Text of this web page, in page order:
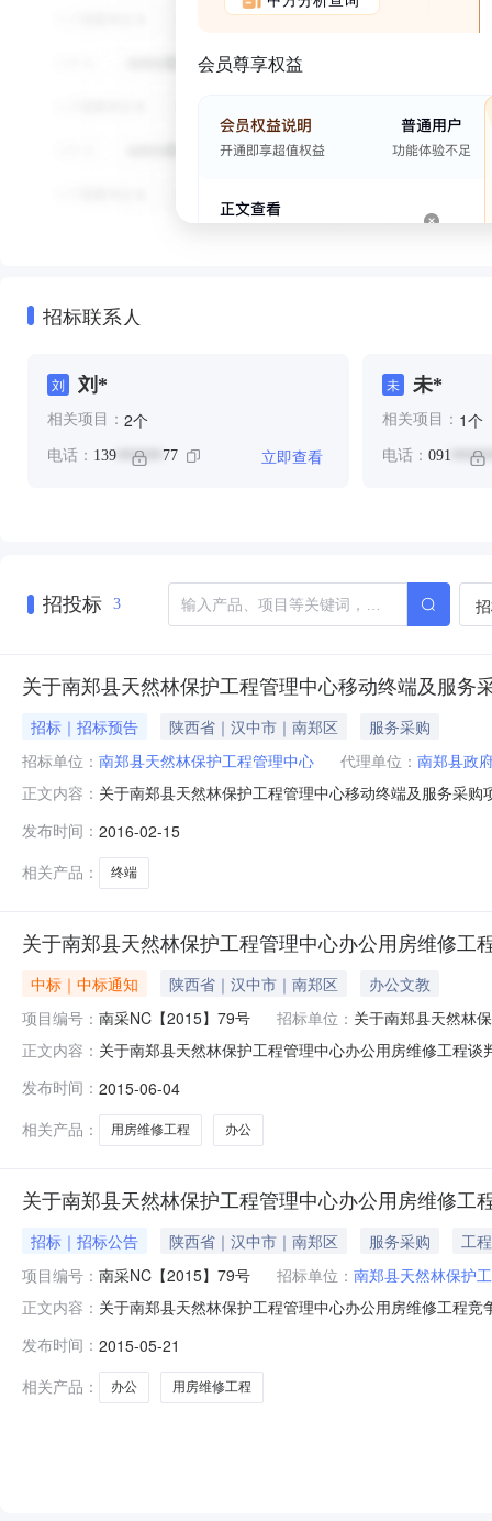
会员尊享权益
招标联系人
刘 刘*
相关项目： 2个
电话： 139 ****** 77 立即查看
未 未*
相关项目： 1个
电话： 091
招投标 3
关于南郑县天然林保护工程管理中心移动终端及服务
招标｜招标预告 陕西省｜汉中市｜南郑区
服务采购
招标单位： 南郑县天然林保护工程管理中心 代理单位： 南郑县政
正文内容： 关于南郑县天然林保护工程管理中心移动终端及服务采
一来源采购，现公示如下：一、采购项目名称：南郑县
道办事处联系电话：0916-55
发布时间： 2016-02-15
相关产品：
终端
关于南郑县天然林保护工程管理中心办公用房维修工
中标｜中标通知 陕西省｜汉中市｜南郑区
办公文教
项目编号： 南采NC【2015】79号 招标单位： 关于南郑县天然林
正文内容： 关于南郑县天然林保护工程管理中心办公用房维修工程
一、采购项目名称：南郑县天然林保护工程管理中心办
山镇联系人：刘杰联系
发布时间： 2015-06-04
相关产品：
用房维修工程 办公
关于南郑县天然林保护工程管理中心办公用房维修工
招标｜招标公告 陕西省｜汉中市｜南郑区 服务采购
工程
项目编号： 南采NC【2015】79号 招标单位： 南郑县天然林保护
正文内容： 关于南郑县天然林保护工程管理中心办公用房维修工程
争性谈判采购，欢迎符合资格条件的、有能力提供本项
采NC【2015】79号三、采购
发布时间： 2015-05-21
相关产品：
办公 用房维修工程